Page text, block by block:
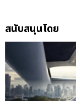
สนับสนุนโดย